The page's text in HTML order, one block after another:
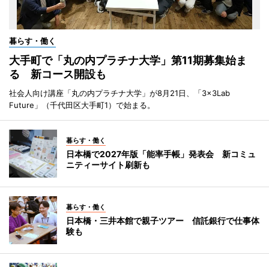
暮らす・働く
大手町で「丸の内プラチナ大学」第11期募集始ま
る 新コース開設も
社会人向け講座「丸の内プラチナ大学」が8月21日、「3×3Lab
Future」（千代田区大手町1）で始まる。
暮らす・働く
日本橋で2027年版「能率手帳」発表会 新コミュ
ニティーサイト刷新も
暮らす・働く
日本橋・三井本館で親子ツアー 信託銀行で仕事体
験も